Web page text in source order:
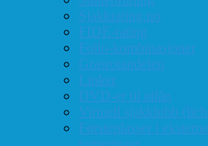
Sjakkrating.no
FIDE-rating
Follo-kombinasjoner
Grasrotandelen
Linker
DVD-er til utlån
Virtuell sjakklubb
Førsteplasser i eksterne